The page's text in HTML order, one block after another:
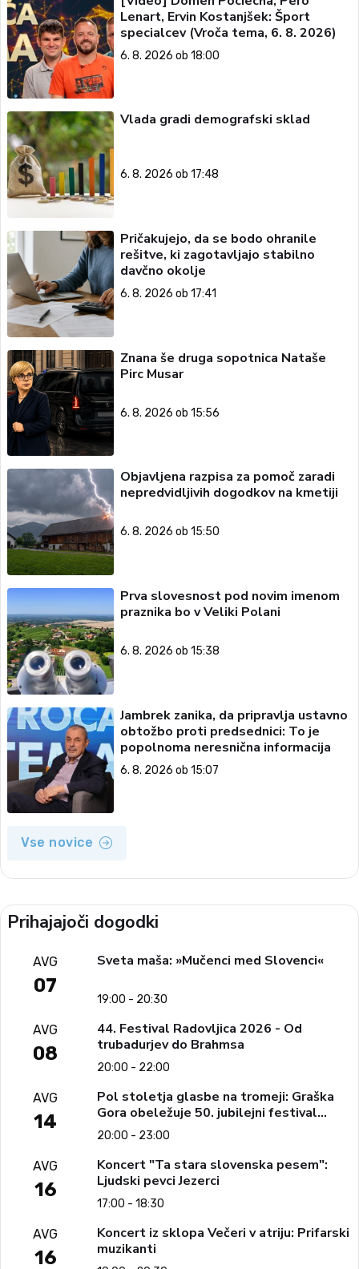
Lenart, Ervin Kostanjšek: Šport
specialcev (Vroča tema, 6. 8. 2026)
6. 8. 2026 ob 18:00
Vlada gradi demografski sklad
6. 8. 2026 ob 17:48
Pričakujejo, da se bodo ohranile
rešitve, ki zagotavljajo stabilno
davčno okolje
6. 8. 2026 ob 17:41
Znana še druga sopotnica Nataše
Pirc Musar
6. 8. 2026 ob 15:56
Objavljena razpisa za pomoč zaradi
nepredvidljivih dogodkov na kmetiji
6. 8. 2026 ob 15:50
Prva slovesnost pod novim imenom
praznika bo v Veliki Polani
6. 8. 2026 ob 15:38
Jambrek zanika, da pripravlja ustavno
obtožbo proti predsednici: To je
popolnoma neresnična informacija
6. 8. 2026 ob 15:07
Vse novice
Prihajajoči dogodki
AVG
07
Sveta maša: »Mučenci med Slovenci«
19:00 - 20:30
AVG
08
44. Festival Radovljica 2026 - Od
trubadurjev do Brahmsa
20:00 - 22:00
AVG
14
Pol stoletja glasbe na tromeji: Graška
Gora obeležuje 50. jubilejni festival
narodno-zabavne glasbe
20:00 - 23:00
AVG
16
Koncert "Ta stara slovenska pesem":
Ljudski pevci Jezerci
17:00 - 18:30
AVG
16
Koncert iz sklopa Večeri v atriju: Prifarski
muzikanti